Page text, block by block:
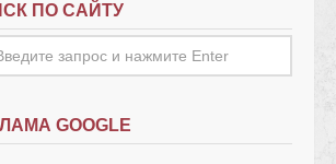
ПО САЙТУ
GOOGLE